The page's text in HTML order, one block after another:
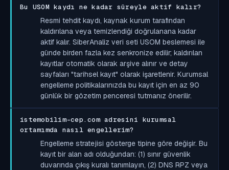
Bu USOM kaydı ne kadar süreyle aktif kalır?
Resmi tehdit kaydı, kaynak kurum tarafından
kaldırılana veya temizlendiği doğrulanana kadar
aktif kalır. SiberAnaliz veri seti USOM beslemesi ile
günde birden fazla kez senkronize edilir; kaldırılan
kayıtlar otomatik olarak arşive alınır ve detay
sayfaları "tarihsel kayıt" olarak işaretlenir. Kurumsal
engelleme politikalarınızda bu kayıt için en az 90
günlük bir gözetim penceresi tutmanız önerilir.
istemobilim-cep.com adresini kurumsal
ortamımda nasıl engellerim?
Engelleme stratejisi gösterge tipine göre değişir. Bu
kayıt bir alan adı olduğundan: (1) sınır güvenlik
duvarında çıkış kuralı tanımlayın, (2) DNS RPZ veya